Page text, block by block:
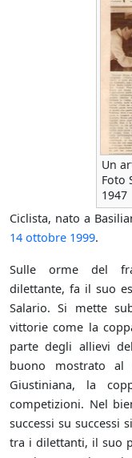
Un
Foto
1947
Ciclista, nato a
14 ottobre 1999.
Sulle orme del
dilettante, fa il suo
Salario. Si mette
vittorie come la
parte degli allievi
buono mostrato al
Giustiniana, la
competizioni. Nel
successi su successi
tra i dilettanti, il suo